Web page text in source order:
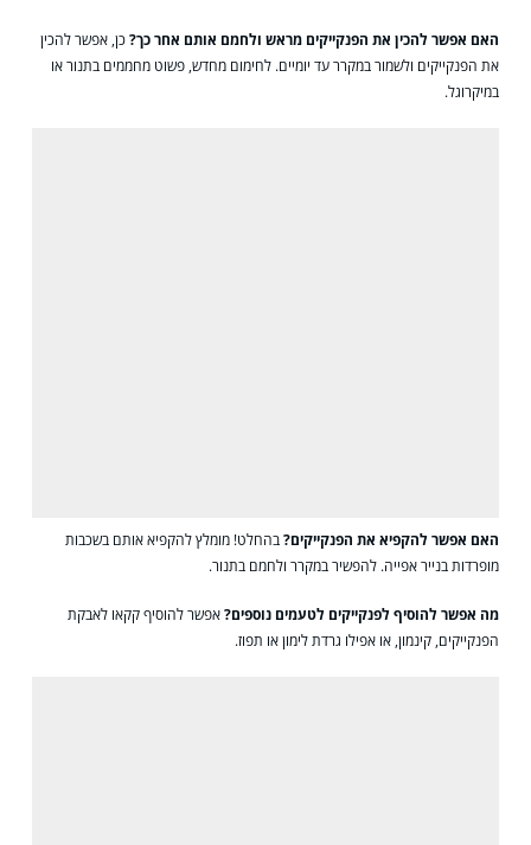
האם אפשר להכין את הפנקייקים מראש ולחמם אותם אחר כך?כן, אפשר להכין
את הפנקייקים ולשמור במקרר עד יומיים. לחימום מחדש, פשוט מחממים בתנור או
במיקרוגל.
האם אפשר להקפיא את הפנקייקים?בהחלט! מומלץ להקפיא אותם בשכבות
מופרדות בנייר אפייה. להפשיר במקרר ולחמם בתנור.
מה אפשר להוסיף לפנקייקים לטעמים נוספים?אפשר להוסיף קקאו לאבקת
הפנקייקים, קינמון, או אפילו גרדת לימון או תפוז.